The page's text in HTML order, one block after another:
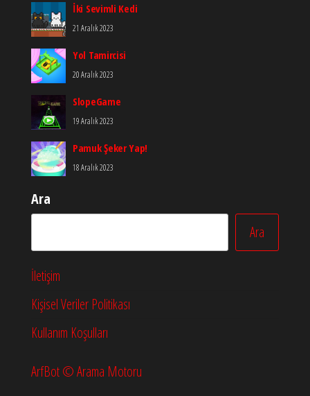
İki Sevimli Kedi
21 Aralık 2023
Yol Tamircisi
20 Aralık 2023
SlopeGame
19 Aralık 2023
Pamuk Şeker Yap!
18 Aralık 2023
Ara
Ara
İletişim
Kişisel Veriler Politikası
Kullanım Koşulları
ArfBot © Arama Motoru